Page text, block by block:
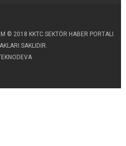
© 2018 KKTC SEKTÖR HABER PORTALI.
SAKLIDIR.